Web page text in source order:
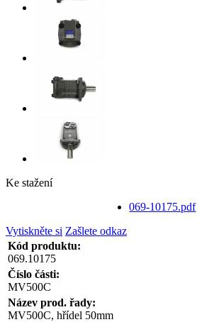
Ke stažení
069-10175.pdf
Vytiskněte si Zašlete odkaz
Kód produktu:
069.10175
Číslo části:
MV500C
Název prod. řady:
MV500C, hřídel 50mm